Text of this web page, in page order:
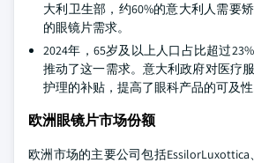
大利卫生部，约60%的意大利人需要
的眼镜片需求。
2024年，65岁及以上人口占比超过
推动了这一需求。意大利政府对医疗
护理的补贴，提高了眼科产品的可及性
欧洲眼镜片市场份额
欧洲市场的主要公司包括EssilorLuxottica